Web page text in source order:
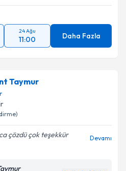
24 Ağu
11:00 Daha Fazla
Taymur
çözdü çok teşekkür
Devamı